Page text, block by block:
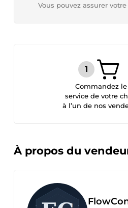
Vous pouvez assurer
Commandez le
service de votre
à l’un de nos
À propos du